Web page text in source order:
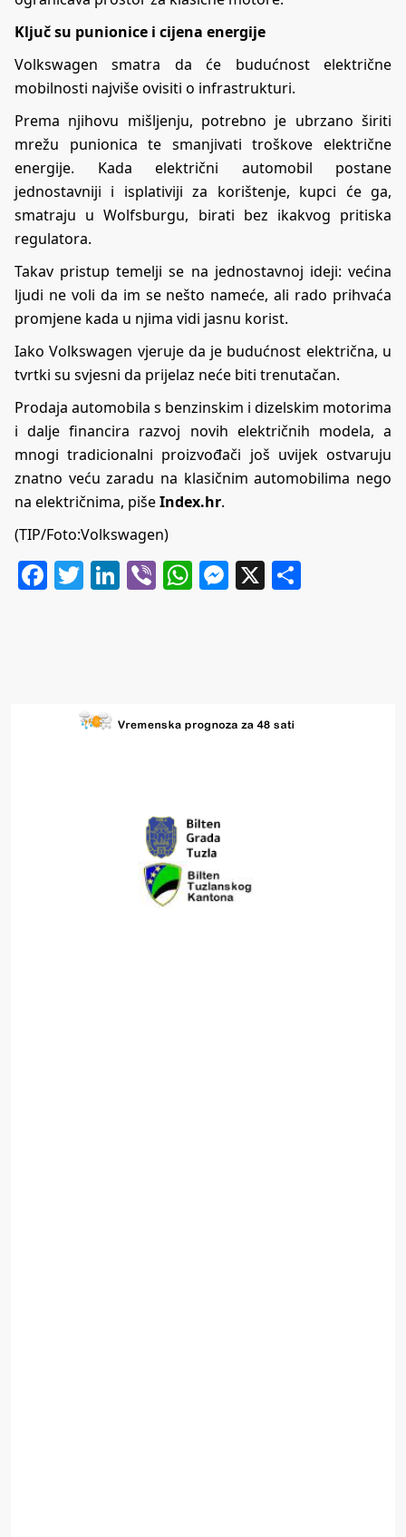
Ključ su punionice i cijena energije
Volkswagen smatra da će budućnost električne
mobilnosti najviše ovisiti o infrastrukturi.
Prema njihovu mišljenju, potrebno je ubrzano širiti
mrežu punionica te smanjivati troškove električne
energije. Kada električni automobil postane
jednostavniji i isplativiji za korištenje, kupci će ga,
smatraju u Wolfsburgu, birati bez ikakvog pritiska
regulatora.
Takav pristup temelji se na jednostavnoj ideji: većina
ljudi ne voli da im se nešto nameće, ali rado prihvaća
promjene kada u njima vidi jasnu korist.
Iako Volkswagen vjeruje da je budućnost električna, u
tvrtki su svjesni da prijelaz neće biti trenutačan.
Prodaja automobila s benzinskim i dizelskim motorima
i dalje financira razvoj novih električnih modela, a
mnogi tradicionalni proizvođači još uvijek ostvaruju
znatno veću zaradu na klasičnim automobilima nego
na električnima, pišeIndex.hr.
(TIP/Foto:Volkswagen)
Facebook
Twitter
LinkedIn
ViberWhatsApp
Messenger
X